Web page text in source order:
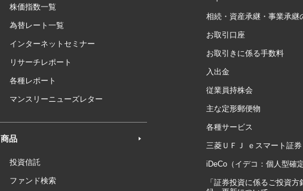
株価指数一覧
為替レート一覧
インターネットセミナー
リサーチレポート
各種レポート
マンスリーニューズレター
商品
投資信託
ファンド検索
相続・資産承継・事業承継
お取引口座
お取引きに係る手数料
入出金
従業員持株会
主な定形郵便物
各種サービス
三菱ＵＦＪ ｅスマート証券
iDeCo（イデコ：個人型確
「証券投資に係るご投資方